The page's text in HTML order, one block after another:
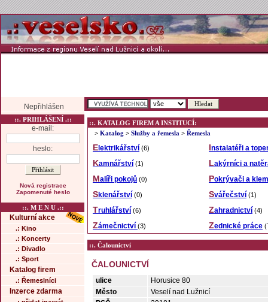
Nepřihlášen
::. PRIHLÁŠENÍ .::
e-mail:
heslo:
Nová registrace
Zapomenuté heslo
::. M E N U .::
Kulturní akce
.: Kino
.: Koncerty
.: Divadlo
.: Sport
Katalog firem
.: Řemeslníci
Inzerce zdarma
::. KATALOG FIREM A INSTITUCÍ:
> Katalog > Služby a řemesla > Řemesla
Elektrikářství (6)
Instalatéři a
Kamnářství (1)
Lakýrníci a
Malíři pokojů (0)
Pokrývači a
Sklenářství (0) Svářečství (1)
Truhlářství (6) Zahradnictví (4)
Zámečnictví (3) Zednické práce
::. Čalounictví
ČALOUNICTVÍ
ulice
Horusice 80
Město
Veselí nad Lužnicí